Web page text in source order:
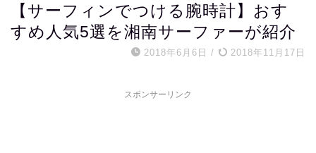
【サーフィンでつける腕時計】おす
すめ人気5選を湘南サーファーが紹介
2018年6月6日 / 2018年11月17日
スポンサーリンク